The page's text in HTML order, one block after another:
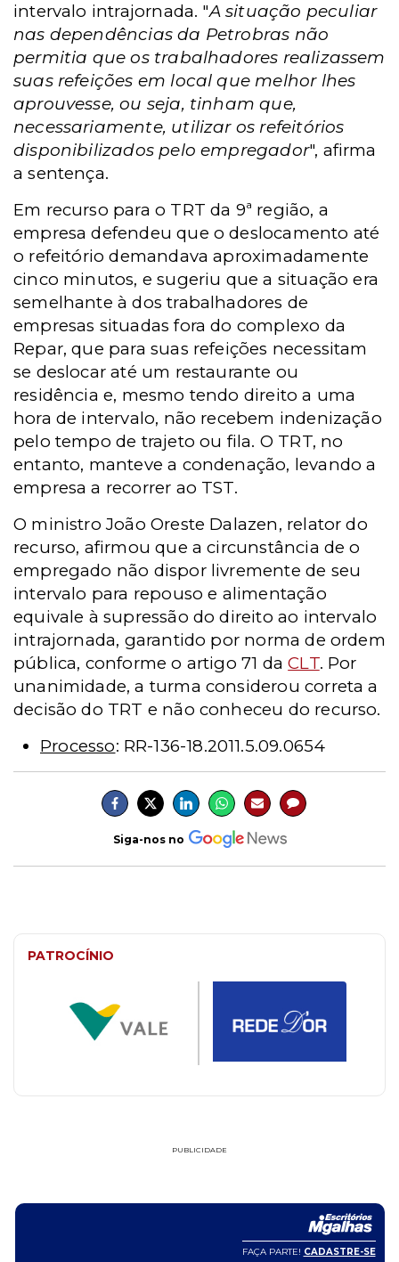
intervalo intrajornada. "A situação peculiar
nas dependências da Petrobras não
permitia que os trabalhadores realizassem
suas refeições em local que melhor lhes
aprouvesse, ou seja, tinham que,
necessariamente, utilizar os refeitórios
disponibilizados pelo empregador", afirma
a sentença.
Em recurso para o TRT da 9ª região, a
empresa defendeu que o deslocamento até
o refeitório demandava aproximadamente
cinco minutos, e sugeriu que a situação era
semelhante à dos trabalhadores de
empresas situadas fora do complexo da
Repar, que para suas refeições necessitam
se deslocar até um restaurante ou
residência e, mesmo tendo direito a uma
hora de intervalo, não recebem indenização
pelo tempo de trajeto ou fila. O TRT, no
entanto, manteve a condenação, levando a
empresa a recorrer ao TST.
O ministro João Oreste Dalazen, relator do
recurso, afirmou que a circunstância de o
empregado não dispor livremente de seu
intervalo para repouso e alimentação
equivale à supressão do direito ao intervalo
intrajornada, garantido por norma de ordem
pública, conforme o artigo 71 daCLT. Por
unanimidade, a turma considerou correta a
decisão do TRT e não conheceu do recurso.
Processo: RR-136-18.2011.5.09.0654
Siga-nos no
PATROCÍNIO
PUBLICIDADE
FAÇA PARTE! CADASTRE-SE